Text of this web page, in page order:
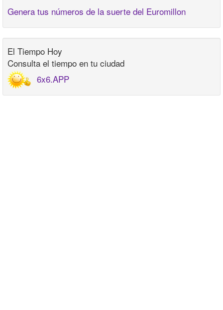
Genera tus números de la suerte del Euromillon
El Tiempo Hoy
Consulta el tiempo en tu ciudad
6x6.APP